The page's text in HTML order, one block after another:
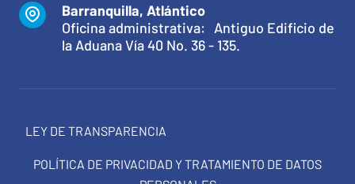
Barranquilla, Atlántico
Oficina administrativa: Antiguo Edificio de
la Aduana Vía 40 No. 36 - 135.
LEY DE TRANSPARENCIA
POLÍTICA DE PRIVACIDAD Y TRATAMIENTO DE DATOS